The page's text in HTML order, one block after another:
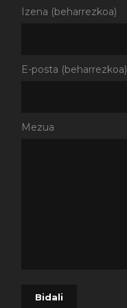
Izena (beharrezkoa)
E-posta (beharrezkoa)
Mezua